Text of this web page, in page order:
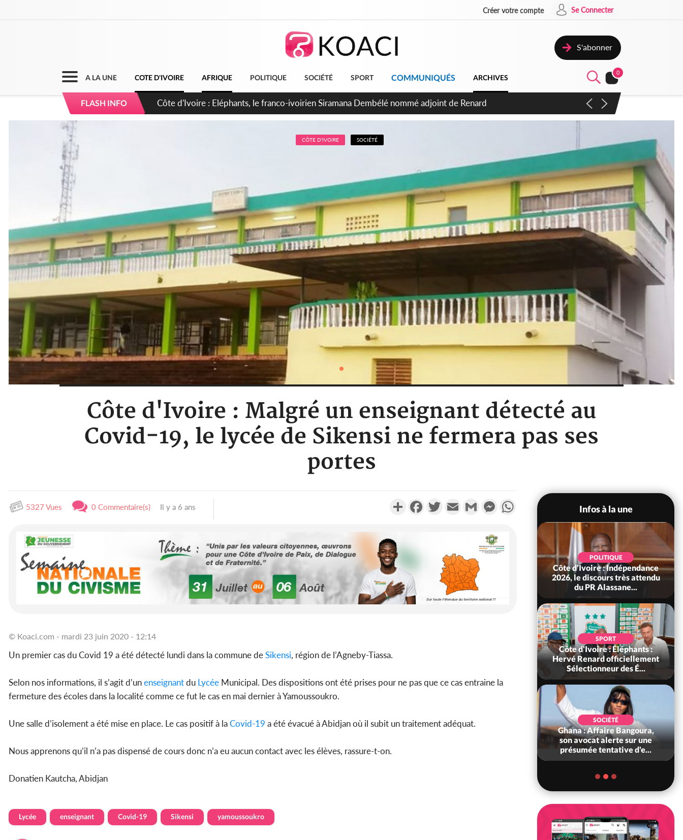
Créer votre compte Se Connecter
S'abonner
A LA UNE COTE D'IVOIRE AFRIQUE POLITIQUE SOCIÉTÉ SPORT COMMUNIQUÉS ARCHIVES
0
FLASH INFO Cameroun : 5 combattants séparatistes neutralisés, le Mindef dément les rumeurs d'exactions des civils
CÔTE D'IVOIRE SOCIÉTÉ
Côte d'Ivoire : Malgré un enseignant détecté au
Covid-19, le lycée de Sikensi ne fermera pas ses
portes
5327 Vues 0 Commentaire(s) Il y a 6 ans PartagerFacebookTwitterEmail Gmail MessengerWhatsApp
© Koaci.com - mardi 23 juin 2020 - 12:14
Un premier cas du Covid 19 a été détecté lundi dans la commune deSikensi, région de l’Agneby-Tiassa.
Selon nos informations, il s’agit d’unenseignantdu Lycée Municipal. Des dispositions ont été prises pour ne pas que ce cas entraine la
fermeture des écoles dans la localité comme ce fut le cas en mai dernier à Yamoussoukro.
Une salle d’isolement a été mise en place. Le cas positif à laCovid-19 a été évacué à Abidjan où il subit un traitement adéquat.
Nous apprenons qu’il n’a pas dispensé de cours donc n’a eu aucun contact avec les élèves, rassure-t-on.
Donatien Kautcha, Abidjan
Lycée enseignant Covid-19 Sikensi yamoussoukro
Infos à la une
SPORT
Côte d'Ivoire : Eléphants, le
franco-ivoirien Siramana
Dembélé nommé adjoin...
POLITIQUE
Cameroun : 5 combattants
POLITIQUE
Côte d'Ivoire : Indépendance
2026, le discours très attendu
du PR Alassane...
SPORT
Côte d'Ivoire : Éléphants :
Hervé Renard officiellement
Sélectionneur des É...
SOCIÉTÉ
Ghana : Affaire Bangoura,
son avocat alerte sur une
présumée tentative d'e...